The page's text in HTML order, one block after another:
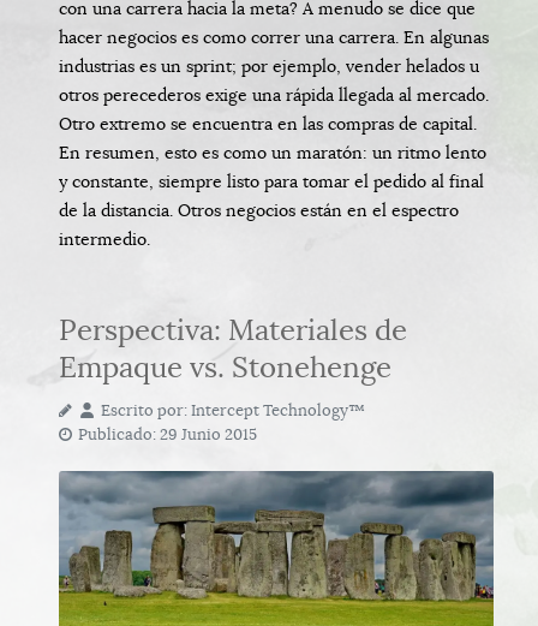
con una carrera hacia la meta? A menudo se dice que
hacer negocios es como correr una carrera. En algunas
industrias es un sprint; por ejemplo, vender helados u
otros perecederos exige una rápida llegada al mercado.
Otro extremo se encuentra en las compras de capital.
En resumen, esto es como un maratón: un ritmo lento
y constante, siempre listo para tomar el pedido al final
de la distancia. Otros negocios están en el espectro
intermedio.
Perspectiva: Materiales de
Empaque vs. Stonehenge
Escrito por:Intercept Technology™
Publicado: 29 Junio 2015